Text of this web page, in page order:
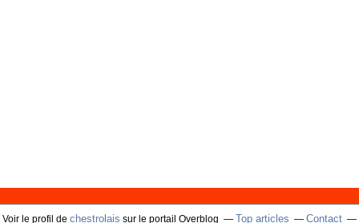
Voir le profil de chestrolais sur le portail Overblog Top articles Contact